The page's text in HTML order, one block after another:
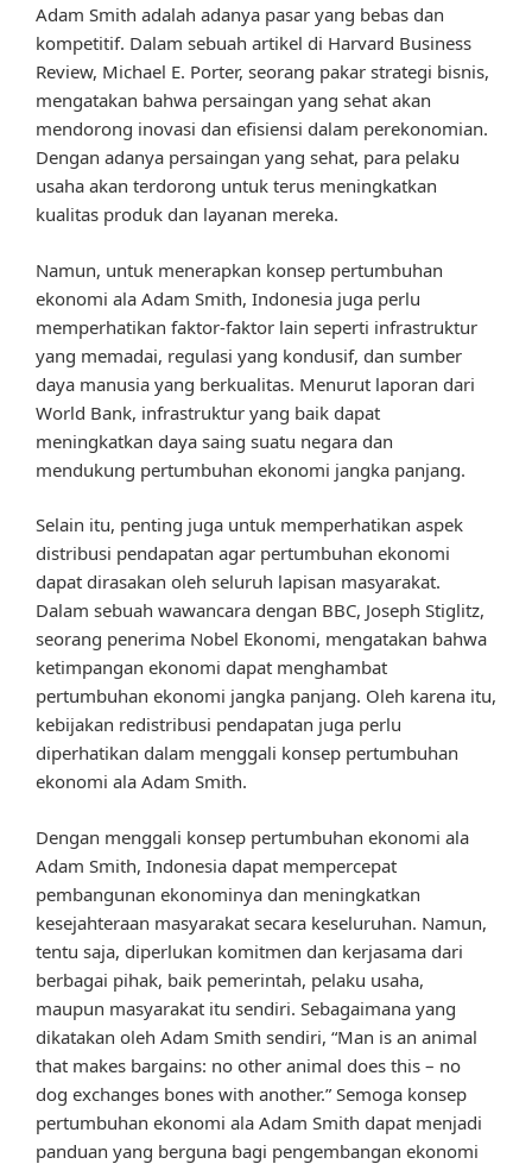
Adam Smith adalah adanya pasar yang bebas dan
kompetitif. Dalam sebuah artikel di Harvard Business
Review, Michael E. Porter, seorang pakar strategi bisnis,
mengatakan bahwa persaingan yang sehat akan
mendorong inovasi dan efisiensi dalam perekonomian.
Dengan adanya persaingan yang sehat, para pelaku
usaha akan terdorong untuk terus meningkatkan
kualitas produk dan layanan mereka.
Namun, untuk menerapkan konsep pertumbuhan
ekonomi ala Adam Smith, Indonesia juga perlu
memperhatikan faktor-faktor lain seperti infrastruktur
yang memadai, regulasi yang kondusif, dan sumber
daya manusia yang berkualitas. Menurut laporan dari
World Bank, infrastruktur yang baik dapat
meningkatkan daya saing suatu negara dan
mendukung pertumbuhan ekonomi jangka panjang.
Selain itu, penting juga untuk memperhatikan aspek
distribusi pendapatan agar pertumbuhan ekonomi
dapat dirasakan oleh seluruh lapisan masyarakat.
Dalam sebuah wawancara dengan BBC, Joseph Stiglitz,
seorang penerima Nobel Ekonomi, mengatakan bahwa
ketimpangan ekonomi dapat menghambat
pertumbuhan ekonomi jangka panjang. Oleh karena itu,
kebijakan redistribusi pendapatan juga perlu
diperhatikan dalam menggali konsep pertumbuhan
ekonomi ala Adam Smith.
Dengan menggali konsep pertumbuhan ekonomi ala
Adam Smith, Indonesia dapat mempercepat
pembangunan ekonominya dan meningkatkan
kesejahteraan masyarakat secara keseluruhan. Namun,
tentu saja, diperlukan komitmen dan kerjasama dari
berbagai pihak, baik pemerintah, pelaku usaha,
maupun masyarakat itu sendiri. Sebagaimana yang
dikatakan oleh Adam Smith sendiri, “Man is an animal
that makes bargains: no other animal does this – no
dog exchanges bones with another.” Semoga konsep
pertumbuhan ekonomi ala Adam Smith dapat menjadi
panduan yang berguna bagi pengembangan ekonomi